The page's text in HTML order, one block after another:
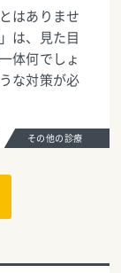
はありませ
は、見た目
体何でしょ
な対策が必
その他の診療